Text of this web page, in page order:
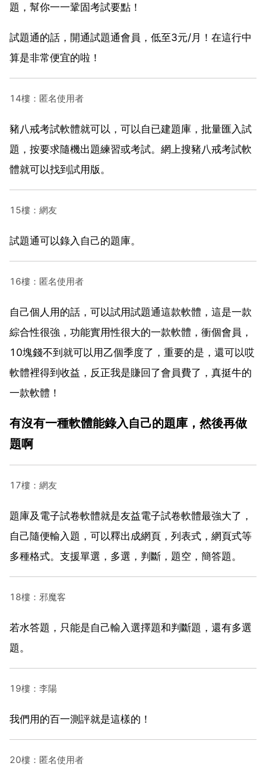
題，幫你一一鞏固考試要點！
試題通的話，開通試題通會員，低至3元/月！在這行中
算是非常便宜的啦！
14樓：匿名使用者
豬八戒考試軟體就可以，可以自已建題庫，批量匯入試
題，按要求隨機出題練習或考試。網上搜豬八戒考試軟
體就可以找到試用版。
15樓：網友
試題通可以錄入自己的題庫。
16樓：匿名使用者
自己個人用的話，可以試用試題通這款軟體，這是一款
綜合性很強，功能實用性很大的一款軟體，衝個會員，
10塊錢不到就可以用乙個季度了，重要的是，還可以哎
軟體裡得到收益，反正我是賺回了會員費了，真挺牛的
一款軟體！
有沒有一種軟體能錄入自己的題庫，然後再做
題啊
17樓：網友
題庫及電子試卷軟體就是友益電子試卷軟體最強大了，
自己隨便輸入題，可以釋出成網頁，列表式，網頁式等
多種格式。支援單選，多選，判斷，題空，簡答題。
18樓：邪魔客
若水答題，只能是自己輸入選擇題和判斷題，還有多選
題。
19樓：李陽
我們用的百一測評就是這樣的！
20樓：匿名使用者